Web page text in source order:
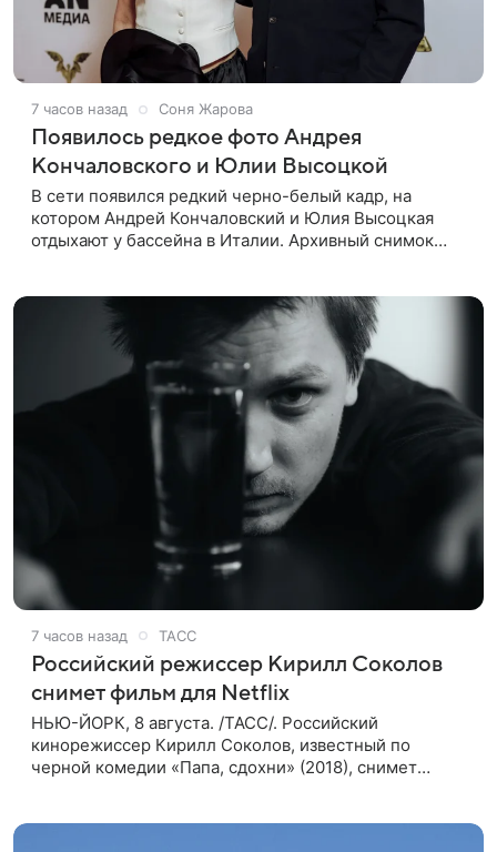
7 часов назад Соня Жарова
Появилось редкое фото Андрея
Кончаловского и Юлии Высоцкой
В сети появился редкий черно-белый кадр, на
котором Андрей Кончаловский и Юлия Высоцкая
отдыхают у бассейна в Италии. Архивный снимок
7 часов назад ТАСС
Российский режиссер Кирилл Соколов
снимет фильм для Netflix
НЬЮ-ЙОРК, 8 августа. /ТАСС/. Российский
кинорежиссер Кирилл Соколов, известный по
черной комедии «Папа, сдохни» (2018), снимет